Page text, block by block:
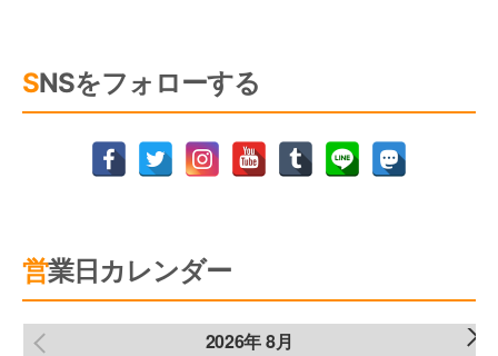
SNSをフォローする
営業日カレンダー
2026年 8月